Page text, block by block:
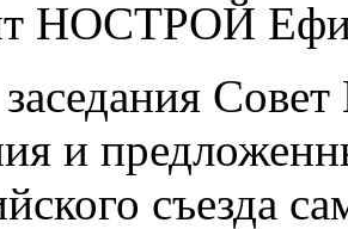
НОСТРОЙ
заседания
и
съезда